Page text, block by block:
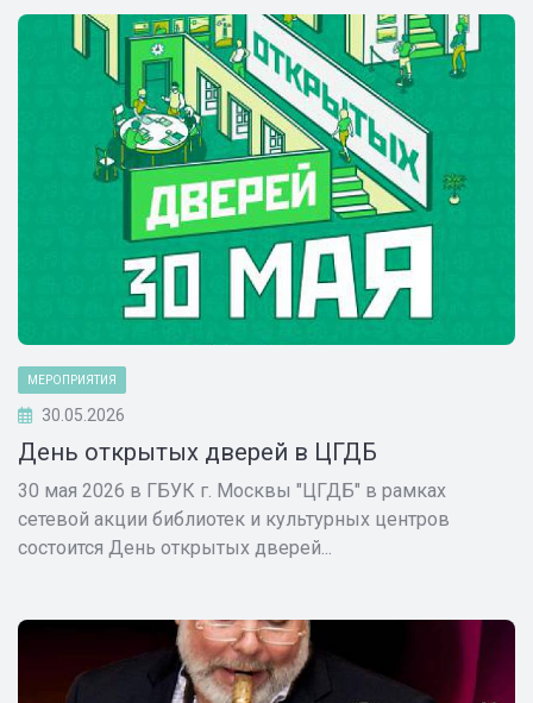
МЕРОПРИЯТИЯ
30.05.2026
День открытых дверей в ЦГДБ
30 мая 2026 в ГБУК г. Москвы "ЦГДБ" в рамках
сетевой акции библиотек и культурных центров
состоится День открытых дверей...